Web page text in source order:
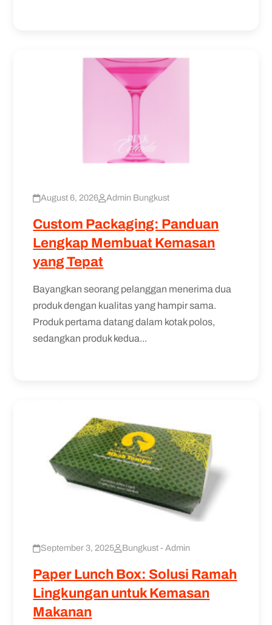
August 6, 2026 Admin Bungkust
Custom Packaging: Panduan
Lengkap Membuat Kemasan
yang Tepat
Bayangkan seorang pelanggan menerima dua
produk dengan kualitas yang hampir sama.
Produk pertama datang dalam kotak polos,
sedangkan produk kedua...
September 3, 2025 Bungkust - Admin
Paper Lunch Box: Solusi Ramah
Lingkungan untuk Kemasan
Makanan